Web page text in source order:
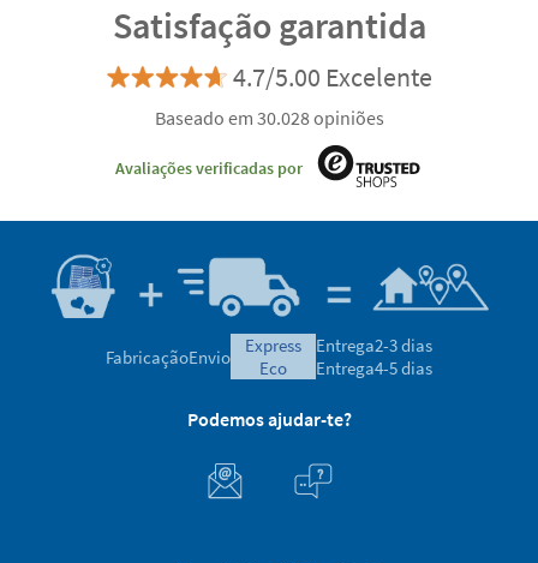
Satisfação garantida
4.7/5.00 Excelente
Baseado em 30.028 opiniões
Avaliações verificadas por
FabricaçãoEnvio
express
eco
Entrega2-3 dias
Entrega4-5 dias
Podemos ajudar-te?